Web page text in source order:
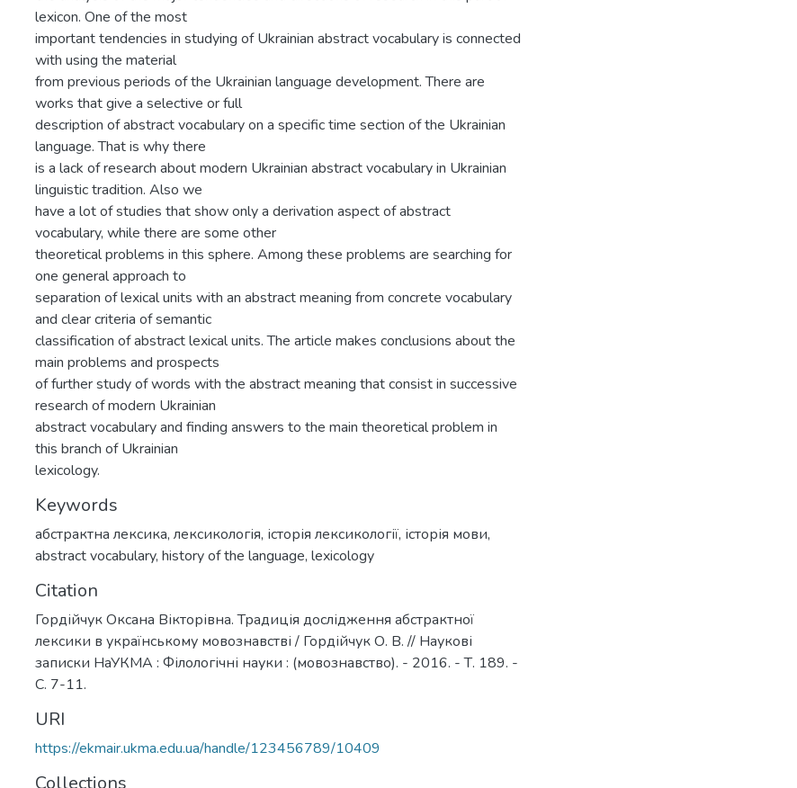
lexicon. One of the most
important tendencies in studying of Ukrainian abstract vocabulary is connected
with using the material
from previous periods of the Ukrainian language development. There are
works that give a selective or full
description of abstract vocabulary on a specific time section of the Ukrainian
language. That is why there
is a lack of research about modern Ukrainian abstract vocabulary in Ukrainian
linguistic tradition. Also we
have a lot of studies that show only a derivation aspect of abstract
vocabulary, while there are some other
theoretical problems in this sphere. Among these problems are searching for
one general approach to
separation of lexical units with an abstract meaning from concrete vocabulary
and clear criteria of semantic
classification of abstract lexical units. The article makes conclusions about the
main problems and prospects
of further study of words with the abstract meaning that consist in successive
research of modern Ukrainian
abstract vocabulary and finding answers to the main theoretical problem in
this branch of Ukrainian
lexicology.
Keywords
абстрактна лексика, лексикологія, історія лексикології, історія мови,
abstract vocabulary, history of the language, lexicology
Citation
Гордійчук Оксана Вікторівна. Традиція дослідження абстрактної
лексики в українському мовознавстві / Гордійчук О. В. // Наукові
записки НаУКМА : Філологічні науки : (мовознавство). - 2016. - Т. 189. -
С. 7-11.
URI
https://ekmair.ukma.edu.ua/handle/123456789/10409
Collections